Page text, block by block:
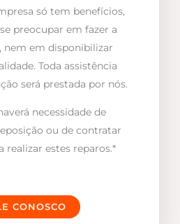
só tem benefícios,
preocupar em fazer a
nem em disponibilizar
Toda assistência
será prestada por nós.
necessidade de
ou de contratar
realizar estes reparos.*
CONOSCO